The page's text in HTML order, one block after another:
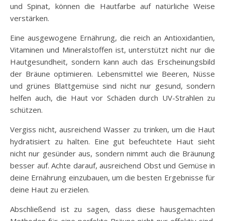
und Spinat, können die Hautfarbe auf natürliche Weise
verstärken.
Eine ausgewogene Ernährung, die reich an Antioxidantien,
Vitaminen und Mineralstoffen ist, unterstützt nicht nur die
Hautgesundheit, sondern kann auch das Erscheinungsbild
der Bräune optimieren. Lebensmittel wie Beeren, Nüsse
und grünes Blattgemüse sind nicht nur gesund, sondern
helfen auch, die Haut vor Schäden durch UV-Strahlen zu
schützen.
Vergiss nicht, ausreichend Wasser zu trinken, um die Haut
hydratisiert zu halten. Eine gut befeuchtete Haut sieht
nicht nur gesünder aus, sondern nimmt auch die Bräunung
besser auf. Achte darauf, ausreichend Obst und Gemüse in
deine Ernährung einzubauen, um die besten Ergebnisse für
deine Haut zu erzielen.
Abschließend ist zu sagen, dass diese hausgemachten